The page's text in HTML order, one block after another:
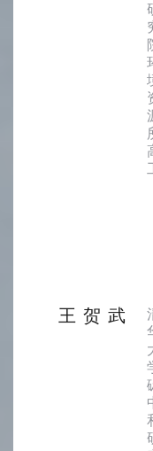
王贺武